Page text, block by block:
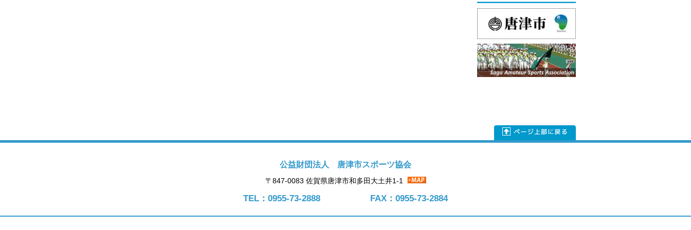
公益財団法人 唐津市スポーツ協会
〒847-0083 佐賀県唐津市和多田大土井1-1
TEL：0955-73-2888 FAX：0955-73-2884